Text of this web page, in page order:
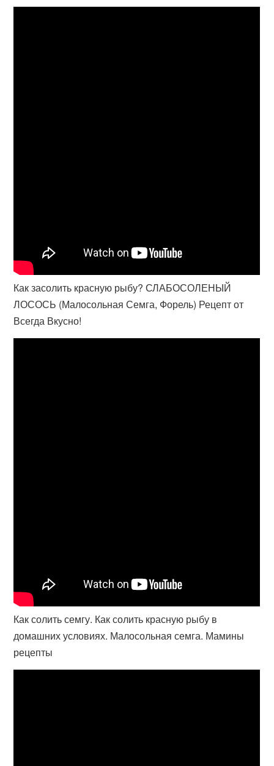
Как засолить красную рыбу? СЛАБОСОЛЕНЫЙ
ЛОСОСЬ (Малосольная Семга, Форель) Рецепт от
Всегда Вкусно!
Как солить семгу. Как солить красную рыбу в
домашних условиях. Малосольная семга. Мамины
рецепты